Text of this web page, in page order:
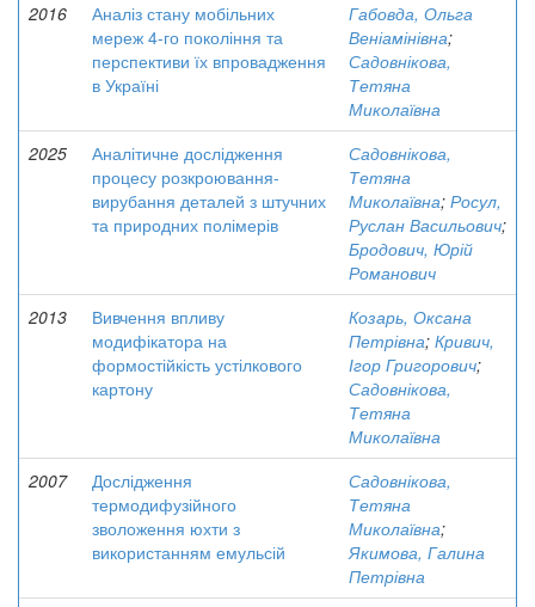
2016
Аналіз стану мобільних
мереж 4-го покоління та
перспективи їх впровадження
в Україні
Габовда, Ольга
Веніамінівна;
Садовнікова,
Тетяна
Миколаївна
2025
Аналітичне дослідження
процесу розкроювання-
вирубання деталей з штучних
та природних полімерів
Садовнікова,
Тетяна
Миколаївна; Росул,
Руслан Васильович;
Бродович, Юрій
Романович
2013
Вивчення впливу
модифікатора на
формостійкість устілкового
картону
Козарь, Оксана
Петрівна; Кривич,
Ігор Григорович;
Садовнікова,
Тетяна
Миколаївна
2007
Дослідження
термодифузійного
зволоження юхти з
використанням емульсій
Садовнікова,
Тетяна
Миколаївна;
Якимова, Галина
Петрівна